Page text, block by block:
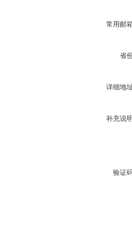
常用邮
省
详细地
补充说
验证